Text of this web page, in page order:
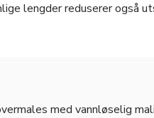
lengder reduserer også
med vannløselig